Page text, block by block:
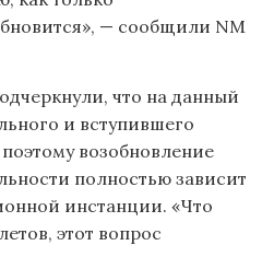
— сообщили NM
что на данный
и вступившего
возобновление
полностью зависит
инстанции. «Что
этот вопрос